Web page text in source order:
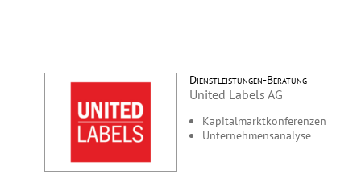
Dienstleistungen-Beratung
United Labels AG
Kapitalmarktkonferenzen
Unternehmensanalyse